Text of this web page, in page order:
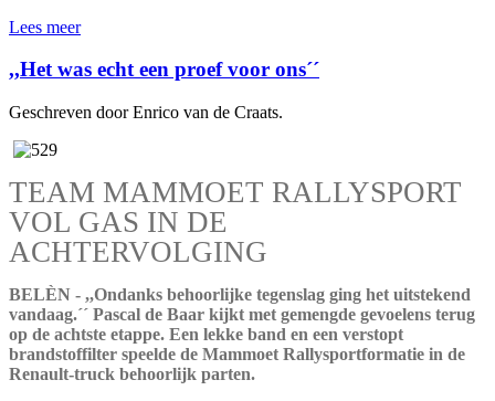
Lees meer
,,Het was echt een proef voor ons´´
Geschreven door Enrico van de Craats.
TEAM MAMMOET RALLYSPORT
VOL GAS IN DE
ACHTERVOLGING
BELÈN - ,,Ondanks behoorlijke tegenslag ging het uitstekend
vandaag.´´ Pascal de Baar kijkt met gemengde gevoelens terug
op de achtste etappe. Een lekke band en een verstopt
brandstoffilter speelde de Mammoet Rallysportformatie in de
Renault-truck behoorlijk parten.